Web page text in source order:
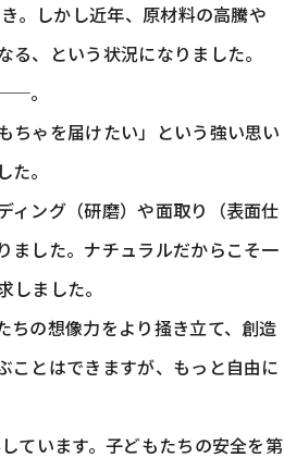
。しかし近年、原材料の高騰や
、という状況になりました。
。
ちゃを届けたい」という強い思い
。
ィング（研磨）や面取り（表面仕
ました。ナチュラルだからこそ一
ました。
ちの想像力をより掻き立て、創造
ことはできますが、もっと自由に
ています。子どもたちの安全を第